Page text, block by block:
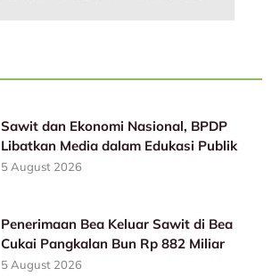
Sawit dan Ekonomi Nasional, BPDP
Libatkan Media dalam Edukasi Publik
5 August 2026
Penerimaan Bea Keluar Sawit di Bea
Cukai Pangkalan Bun Rp 882 Miliar
5 August 2026